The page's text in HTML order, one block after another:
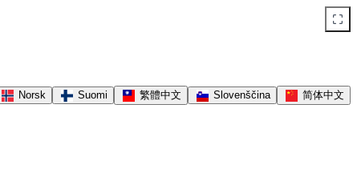
Norsk Suomi 繁體中文 Slovenščina 简体中文